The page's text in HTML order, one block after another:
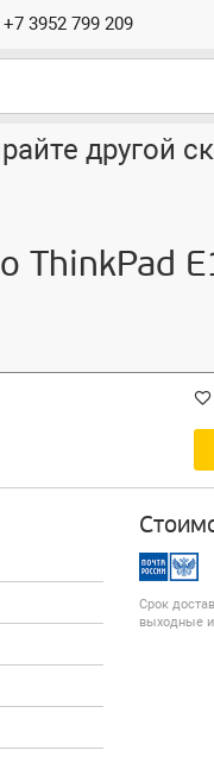
+7 3952 799 209
другой
ThinkPad
Срок
выходные